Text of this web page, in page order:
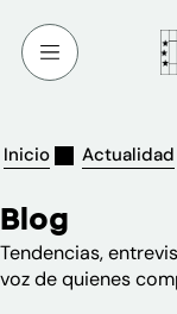
Inicio Actualidad
Blog
Tendencias,
voz de quienes